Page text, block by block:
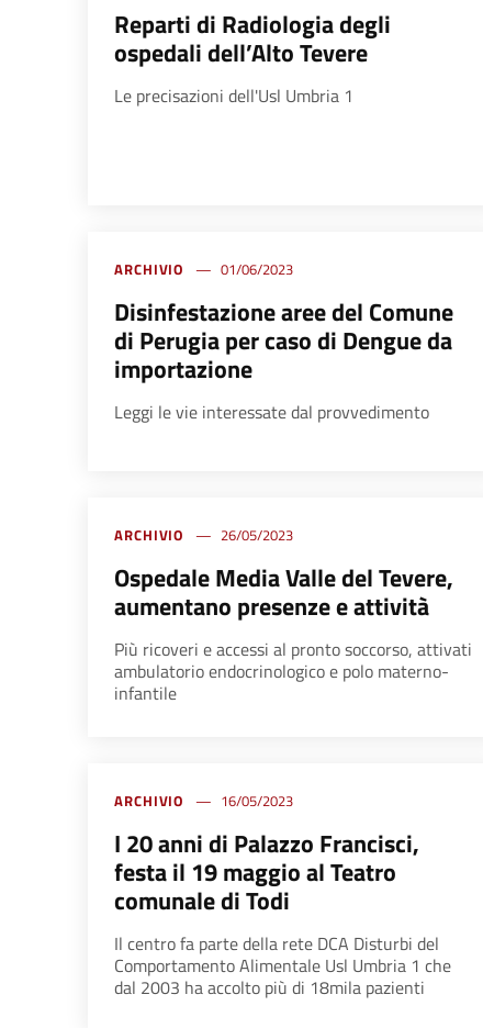
Reparti di Radiologia degli
ospedali dell’Alto Tevere
Le precisazioni dell'Usl Umbria 1
ARCHIVIO 01/06/2023
Disinfestazione aree del Comune
di Perugia per caso di Dengue da
importazione
Leggi le vie interessate dal provvedimento
ARCHIVIO 26/05/2023
Ospedale Media Valle del Tevere,
aumentano presenze e attività
Più ricoveri e accessi al pronto soccorso, attivati
ambulatorio endocrinologico e polo materno-
infantile
ARCHIVIO 16/05/2023
I 20 anni di Palazzo Francisci,
festa il 19 maggio al Teatro
comunale di Todi
Il centro fa parte della rete DCA Disturbi del
Comportamento Alimentale Usl Umbria 1 che
dal 2003 ha accolto più di 18mila pazienti